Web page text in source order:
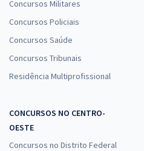
Concursos Militares
Concursos Policiais
Concursos Saúde
Concursos Tribunais
Residência Multiprofissional
CONCURSOS NO CENTRO-
OESTE
Concursos no Distrito Federal